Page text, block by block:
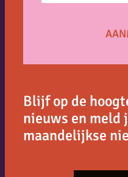
Blijf op de
nieuws en meld
maandelijkse